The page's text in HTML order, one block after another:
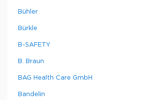
Bühler
Bürkle
B-SAFETY
B. Braun
BAG Health Care GmbH
Bandelin